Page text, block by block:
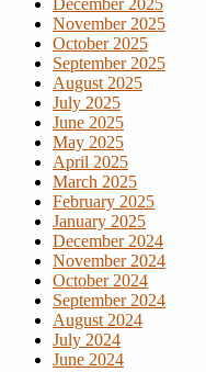
November 2025
October 2025
September 2025
August 2025
July 2025
June 2025
May 2025
April 2025
March 2025
February 2025
January 2025
December 2024
November 2024
October 2024
September 2024
August 2024
July 2024
June 2024